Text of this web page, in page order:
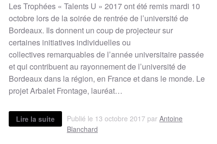
Les Trophées « Talents U » 2017 ont été remis mardi 10
octobre lors de la soirée de rentrée de l’université de
Bordeaux. Ils donnent un coup de projecteur sur
certaines initiatives individuelles ou
collectives remarquables de l’année universitaire passée
et qui contribuent au rayonnement de l’université de
Bordeaux dans la région, en France et dans le monde. Le
projet Arbalet Frontage, lauréat…
Lire la suite Publié le 13 octobre 2017 par Antoine
Blanchard